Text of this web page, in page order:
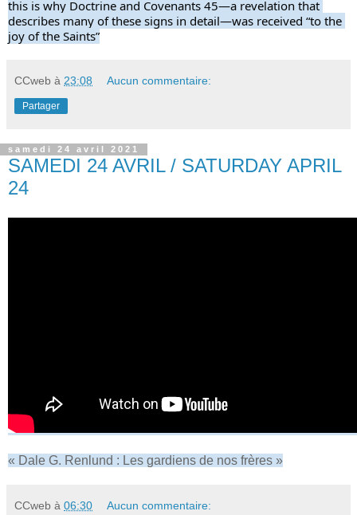
this is why Doctrine and Covenants 45—a revelation that
describes many of these signs in detail—was received “to the
joy of the Saints”
CCweb à 23:08 Aucun commentaire:
Partager
samedi 24 avril 2021
SAMEDI 24 AVRIL / SATURDAY APRIL
24
« Dale G. Renlund : Les gardiens de nos frères »
CCweb à 06:30 Aucun commentaire: